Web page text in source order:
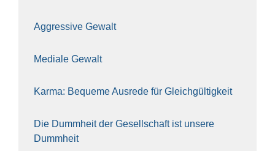
Aggres­si­ve Gewalt
Media­le Gewalt
Kar­ma: Beque­me Aus­re­de für Gleich­gül­tig­keit
Die Dumm­heit der Gesell­schaft ist unse­re
Dumm­heit